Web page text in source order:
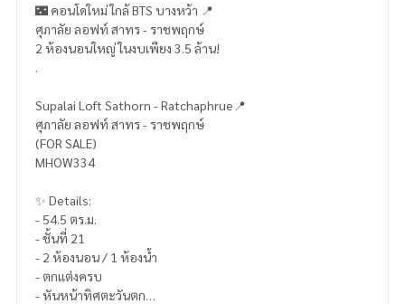
🌃 คอนโดใหม่ ใกล้ BTS บางหว้า 📍
ศุภาลัย ลอฟท์ สาทร - ราชพฤกษ์
2 ห้องนอนใหญ่ ในงบเพียง 3.5 ล้าน!
.
Supalai Loft Sathorn - Ratchaphrue📍
ศุภาลัย ลอฟท์ สาทร - ราชพฤกษ์
(FOR SALE)
MHOW334
✨ Details:
- 54.5 ตร.ม.
- ชั้นที่ 21
- 2 ห้องนอน / 1 ห้องน้ำ
- ตกแต่งครบ
- หันหน้าทิศตะวันตก